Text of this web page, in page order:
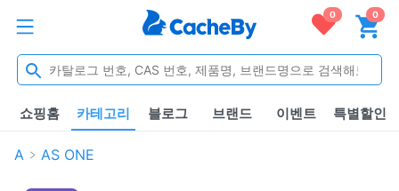
0 0
쇼핑홈 카테고리 블로그 브랜드 이벤트 특별할인
A AS ONE